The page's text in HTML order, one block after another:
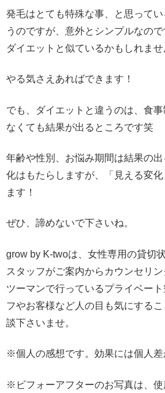
発毛はとても特殊な事、と思って
うのですが、意外とシンプルなので
ダイエットと似ているかもしれませ
やる気さえあればできます！
でも、ダイエットと違うのは、食
なくても結果が出るところです笑
年齢や性別、お悩み期間は結果の
化はもたらしますが、「見える変
ます！
ぜひ、諦めないで下さいね。
grow by K-twoは、女性専用の貸切
スタッフがご案内からカウンセリ
ツーマンで行っているプライベー
フやお客様など人の目も気にする
談下さいませ。
※個人の感想です。効果には個人差
※ビフォーアフターのお写真は、